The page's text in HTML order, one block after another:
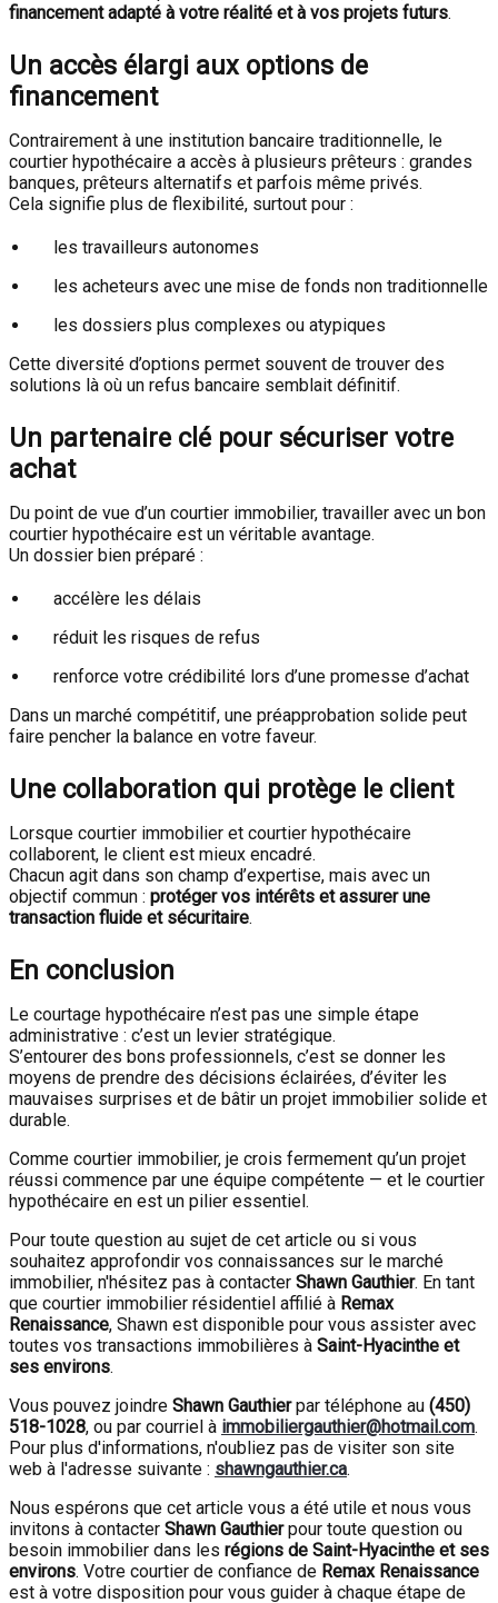
financement adapté à votre réalité et à vos projets futurs.
Un accès élargi aux options de
financement
Contrairement à une institution bancaire traditionnelle, le
courtier hypothécaire a accès à plusieurs prêteurs : grandes
banques, prêteurs alternatifs et parfois même privés.
Cela signifie plus de flexibilité, surtout pour :
les travailleurs autonomes
les acheteurs avec une mise de fonds non traditionnelle
les dossiers plus complexes ou atypiques
Cette diversité d’options permet souvent de trouver des
solutions là où un refus bancaire semblait définitif.
Un partenaire clé pour sécuriser votre
achat
Du point de vue d’un courtier immobilier, travailler avec un bon
courtier hypothécaire est un véritable avantage.
Un dossier bien préparé :
accélère les délais
réduit les risques de refus
renforce votre crédibilité lors d’une promesse d’achat
Dans un marché compétitif, une préapprobation solide peut
faire pencher la balance en votre faveur.
Une collaboration qui protège le client
Lorsque courtier immobilier et courtier hypothécaire
collaborent, le client est mieux encadré.
Chacun agit dans son champ d’expertise, mais avec un
objectif commun : protéger vos intérêts et assurer une
transaction fluide et sécuritaire.
En conclusion
Le courtage hypothécaire n’est pas une simple étape
administrative : c’est un levier stratégique.
S’entourer des bons professionnels, c’est se donner les
moyens de prendre des décisions éclairées, d’éviter les
mauvaises surprises et de bâtir un projet immobilier solide et
durable.
Comme courtier immobilier, je crois fermement qu’un projet
réussi commence par une équipe compétente — et le courtier
hypothécaire en est un pilier essentiel.
Pour toute question au sujet de cet article ou si vous
souhaitez approfondir vos connaissances sur le marché
immobilier, n'hésitez pas à contacter Shawn Gauthier. En tant
que courtier immobilier résidentiel affilié à Remax
Renaissance, Shawn est disponible pour vous assister avec
toutes vos transactions immobilières à Saint-Hyacinthe et
ses environs.
Vous pouvez joindre Shawn Gauthierpar téléphone au (450)
518-1028, ou par courriel à immobiliergauthier@hotmail.com.
Pour plus d'informations, n'oubliez pas de visiter son site
web à l'adresse suivante : shawngauthier.ca.
Nous espérons que cet article vous a été utile et nous vous
invitons à contacter Shawn Gauthierpour toute question ou
besoin immobilier dans les régions de Saint-Hyacinthe et ses
environs. Votre courtier de confiance de Remax Renaissance
est à votre disposition pour vous guider à chaque étape de